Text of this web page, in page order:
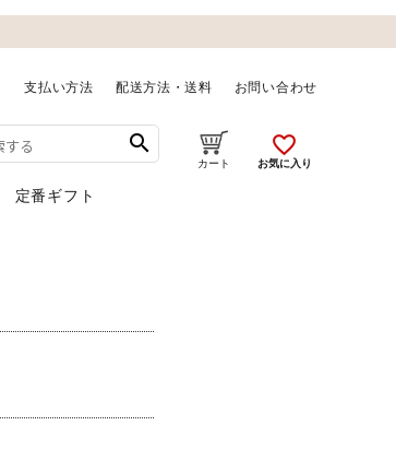
支払い方法 配送方法・送料 お問い合わせ
search
カート
favorite_outline
お気に入り
定番ギフト